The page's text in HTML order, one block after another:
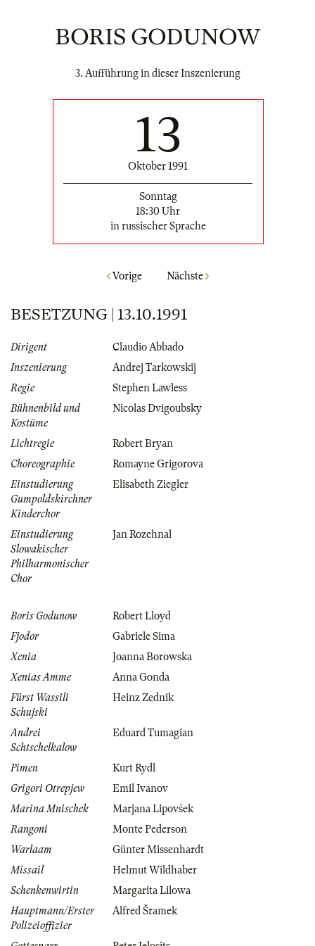
BORIS GODUNOW
3. Aufführung in dieser Inszenierung
13
Oktober 1991
Sonntag
18:30 Uhr
in russischer Sprache
Vorige Nächste
BESETZUNG | 13.10.1991
Dirigent
Claudio Abbado
Inszenierung
Andrej Tarkowskij
Regie
Stephen Lawless
Bühnenbild und
Kostüme
Nicolas Dvigoubsky
Lichtregie
Robert Bryan
Choreographie
Romayne Grigorova
Einstudierung
Gumpoldskirchner
Kinderchor
Elisabeth Ziegler
Einstudierung
Slowakischer
Philharmonischer
Chor
Jan Rozehnal
Boris Godunow
Robert Lloyd
Fjodor
Gabriele Sima
Xenia
Joanna Borowska
Xenias Amme
Anna Gonda
Fürst Wassili
Schujski
Heinz Zednik
Andrei
Schtschelkalow
Eduard Tumagian
Pimen
Kurt Rydl
Grigori Otrepjew
Emil Ivanov
Marina Mnischek
Marjana Lipovšek
Rangoni
Monte Pederson
Warlaam
Günter Missenhardt
Missail
Helmut Wildhaber
Schenkenwirtin
Margarita Lilowa
Hauptmann/Erster
Polizeioffizier
Alfred Šramek